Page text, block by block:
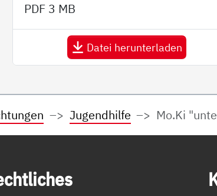
PDF 3 MB
Datei herunterladen
Jugendhilfe Mo.Ki